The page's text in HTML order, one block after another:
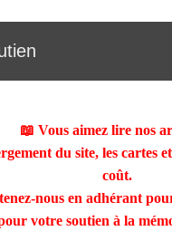
📖 Vous aimez lire nos
du site, les cartes
coût.
nous en adhérant
votre soutien à la